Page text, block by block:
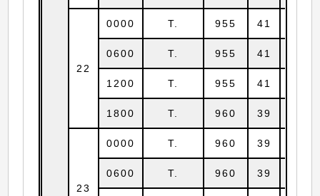
22
0000 T. 955 41
0600 T. 955 41
1200 T. 955 41
1800 T. 960 39
23
0000 T. 960 39
0600 T. 960 39